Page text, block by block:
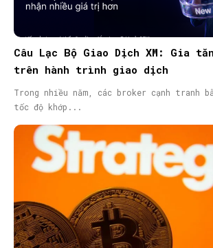
Câu Lạc Bộ Giao Dịch XM: Gia
trên hành trình giao dịch
Trong nhiều năm, các broker cạnh tranh
tốc độ khớp...